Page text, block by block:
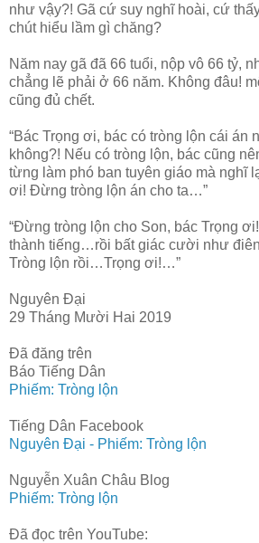
như vậy?! Gã cứ suy nghĩ hoài, cứ
chút hiểu lầm gì chăng?
Năm nay gã đã 66 tuổi, nộp vô 66 tỷ,
chẳng lẽ phải ở 66 năm. Không đâu!
cũng đủ chết.
“Bác Trọng ơi, bác có tròng lộn cái án
không?! Nếu có tròng lộn, bác cũng
từng làm phó ban tuyên giáo mà nghĩ
ơi! Đừng tròng lộn án cho ta…”
“Đừng tròng lộn cho Son, bác Trọng
thành tiếng…rồi bất giác cười như
Tròng lộn rồi…Trọng ơi!…”
Nguyên Đại
29 Tháng Mười Hai 2019
Đã đăng trên
Báo Tiếng Dân
Phiếm: Tròng lộn
Tiếng Dân Facebook
Nguyên Đại - Phiếm: Tròng lộn
Nguyễn Xuân Châu Blog
Phiếm: Tròng lộn
Đã đọc trên YouTube: